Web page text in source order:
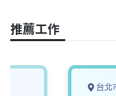
o
k
推薦工作
台北